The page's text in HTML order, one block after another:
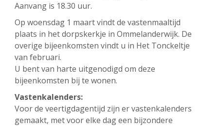
Aanvang is 18.30 uur.
Op woensdag 1 maart vindt de vastenmaaltijd
plaats in het dorpskerkje in Ommelanderwijk. De
overige bijeenkomsten vindt u in Het Tonckeltje
van februari.
U bent van harte uitgenodigd om deze
bijeenkomsten bij te wonen.
Vastenkalenders:
Voor de veertigdagentijd zijn er vastenkalenders
gemaakt, met voor elke dag een bijzondere